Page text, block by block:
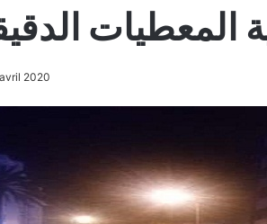
المعطيات
2020